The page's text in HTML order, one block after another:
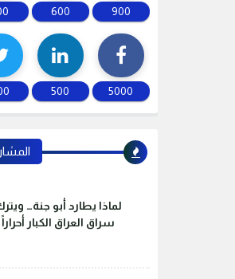
600 900
500 5000
لماذا يطارد أبو جنة…
سراق العراق الكبار أحراراً